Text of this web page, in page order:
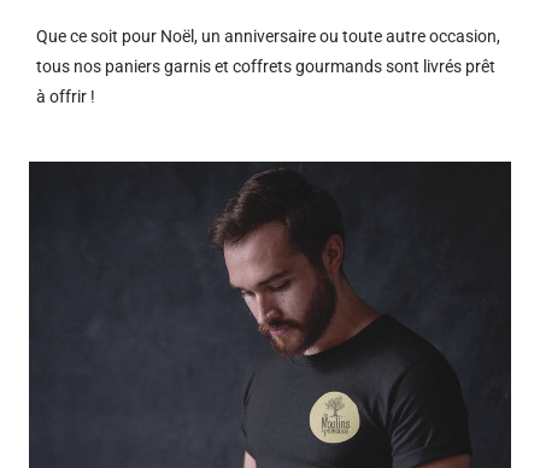
Que ce soit pour Noël, un anniversaire ou toute autre occasion,
tous nos paniers garnis et coffrets gourmands sont livrés prêt
à offrir !